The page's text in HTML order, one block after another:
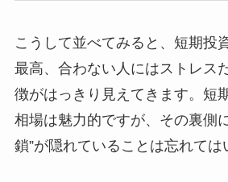
こうして並べてみると、短期投
最高、合わない人にはストレス
徴がはっきり見えてきます。短
相場は魅力的ですが、その裏側
鎖”が隠れていることは忘れては